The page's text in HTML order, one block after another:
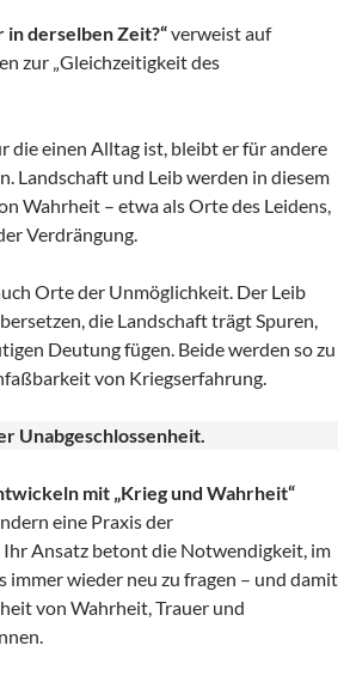
in derselben Zeit?“verweist auf
zur „Gleichzeitigkeit des
die einen Alltag ist, bleibt er für andere
Landschaft und Leib werden in diesem
Wahrheit – etwa als Orte des Leidens,
Verdrängung.
Orte der Unmöglichkeit. Der Leib
die Landschaft trägt Spuren,
Deutung fügen. Beide werden so zu
von Kriegserfahrung.
Unabgeschlossenheit.
mit „Krieg und Wahrheit“
eine Praxis der
Ansatz betont die Notwendigkeit, im
immer wieder neu zu fragen – und damit
von Wahrheit, Trauer und